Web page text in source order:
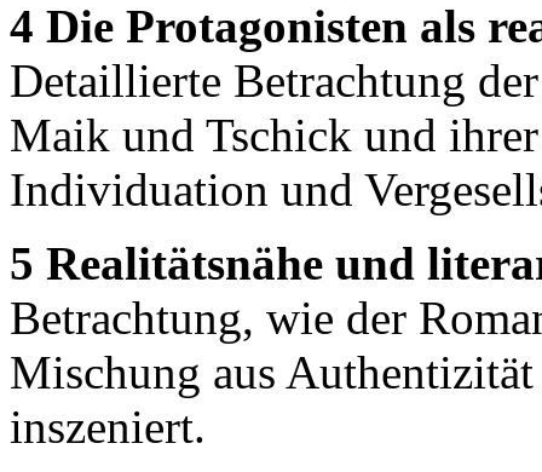
4 Die Protagonisten als
Detaillierte Betrachtung
Maik und Tschick und
Individuation und
5 Realitätsnähe und
Betrachtung, wie der
Mischung aus
inszeniert.